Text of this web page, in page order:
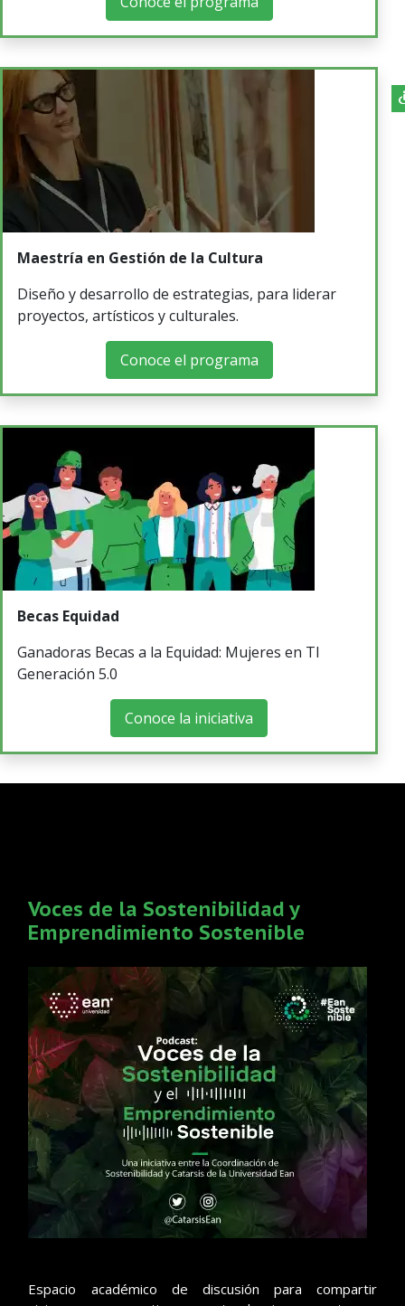
Maestría en Gestión de la Cultura
Diseño y desarrollo de estrategias, para liderar
proyectos, artísticos y culturales.
Conoce el programa
Becas Equidad
Ganadoras Becas a la Equidad: Mujeres en TI
Generación 5.0
Conoce la iniciativa
Voces de la Sostenibilidad y
Emprendimiento Sostenible
Espacio académico de discusión para compartir